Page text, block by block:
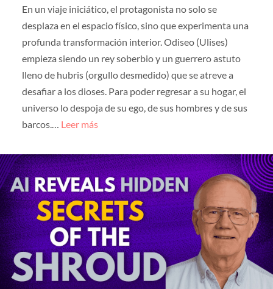
En un viaje iniciático, el protagonista no solo se
desplaza en el espacio físico, sino que experimenta una
profunda transformación interior. Odiseo (Ulises)
empieza siendo un rey soberbio y un guerrero astuto
lleno de hubris (orgullo desmedido) que se atreve a
desafiar a los dioses. Para poder regresar a su hogar, el
universo lo despoja de su ego, de sus hombres y de sus
barcos.… Leer más